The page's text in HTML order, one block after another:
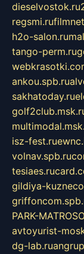
dieselvostok.ru
regsmi.ru
h2o-salon.ru
tango-perm.ru
ankou.spb.ru
sakhatoday.ru
isz-fest.ru
volnav.spb.ru
tesiaes.ru
gildiya-
PARK-
avtoyurist-
dg-lab.ru